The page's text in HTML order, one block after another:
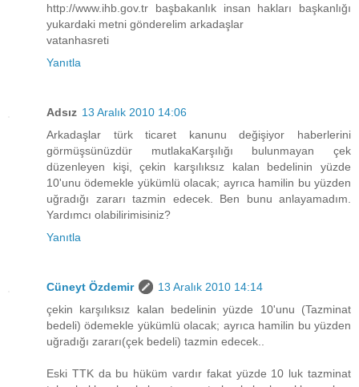
http://www.ihb.gov.tr başbakanlık insan hakları başkanlığı
yukardaki metni gönderelim arkadaşlar
vatanhasreti
Yanıtla
Adsız 13 Aralık 2010 14:06
Arkadaşlar türk ticaret kanunu değişiyor haberlerini
görmüşsünüzdür mutlakaKarşılığı bulunmayan çek
düzenleyen kişi, çekin karşılıksız kalan bedelinin yüzde
10'unu ödemekle yükümlü olacak; ayrıca hamilin bu yüzden
uğradığı zararı tazmin edecek. Ben bunu anlayamadım.
Yardımcı olabilirimisiniz?
Yanıtla
Cüneyt Özdemir
13 Aralık 2010 14:14
çekin karşılıksız kalan bedelinin yüzde 10'unu (Tazminat
bedeli) ödemekle yükümlü olacak; ayrıca hamilin bu yüzden
uğradığı zararı(çek bedeli) tazmin edecek..
Eski TTK da bu hüküm vardır fakat yüzde 10 luk tazminat